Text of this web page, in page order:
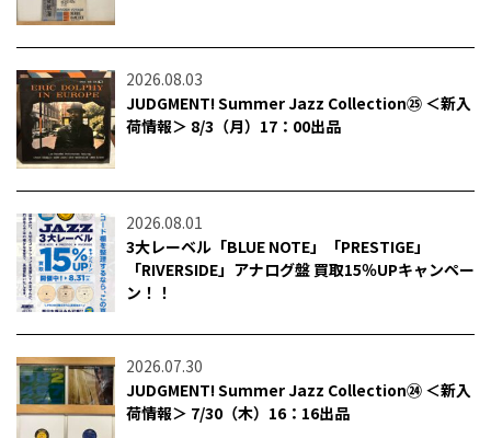
2026.08.03
JUDGMENT! Summer Jazz Collection㉕ ＜新入
荷情報＞ 8/3（月）17：00出品
2026.08.01
3大レーベル「BLUE NOTE」「PRESTIGE」
「RIVERSIDE」アナログ盤 買取15％UPキャンペー
ン！！
2026.07.30
JUDGMENT! Summer Jazz Collection㉔ ＜新入
荷情報＞ 7/30（木）16：16出品